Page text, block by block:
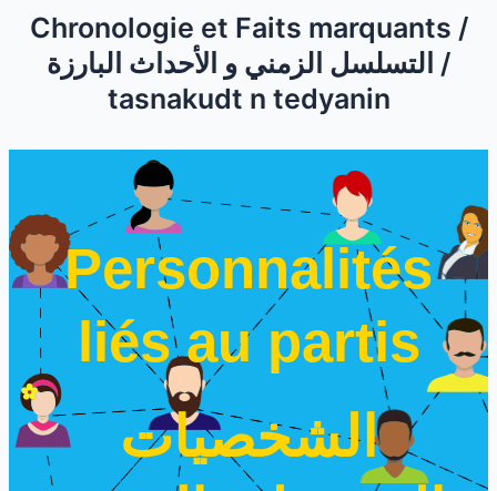
Chronologie et Faits marquants /
التسلسل الزمني و الأحداث البارزة /
tasnakudt n tedyanin
Personnalités
liés au partis
الشخصيات